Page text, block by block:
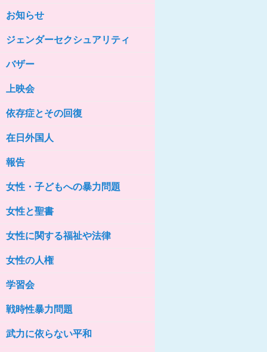
ス No.82
女性の家HELP ネットワークニュー
ス No.81
女性の家HELP ネットワークニュー
女性の家HELP ネットワークニュー
ス No.78
ス No.77
女性の家HELP ネットワークニュー
ス No.76
お知らせ
ジェンダーセクシュアリティ
バザー
上映会
依存症とその回復
在日外国人
報告
女性・子どもへの暴力問題
女性と聖書
女性に関する福祉や法律
女性の人権
学習会
戦時性暴力問題
武力に依らない平和